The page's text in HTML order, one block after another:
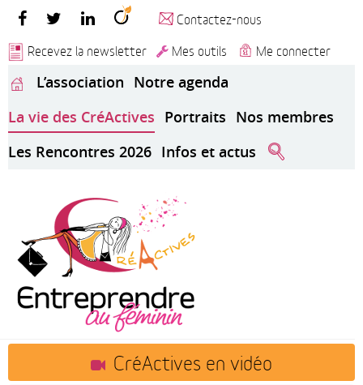
Contactez-nous
Recevez la newsletter
Mes outils Me connecter
L’association Notre agenda
La vie des CréActives Portraits Nos membres
Les Rencontres 2026 Infos et actus
CréActives en vidéo